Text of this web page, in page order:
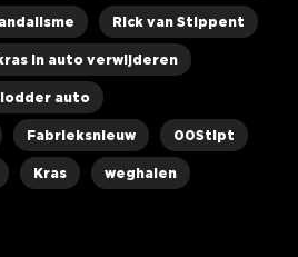
Rick van Stippent
in auto verwijderen
auto
Fabrieksnieuw 00Stipt
Kras weghalen